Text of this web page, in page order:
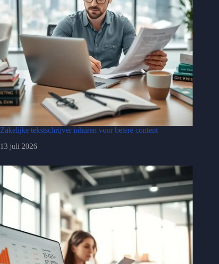
Zakelijke tekstschrijver inhuren voor betere content
13 juli 2026